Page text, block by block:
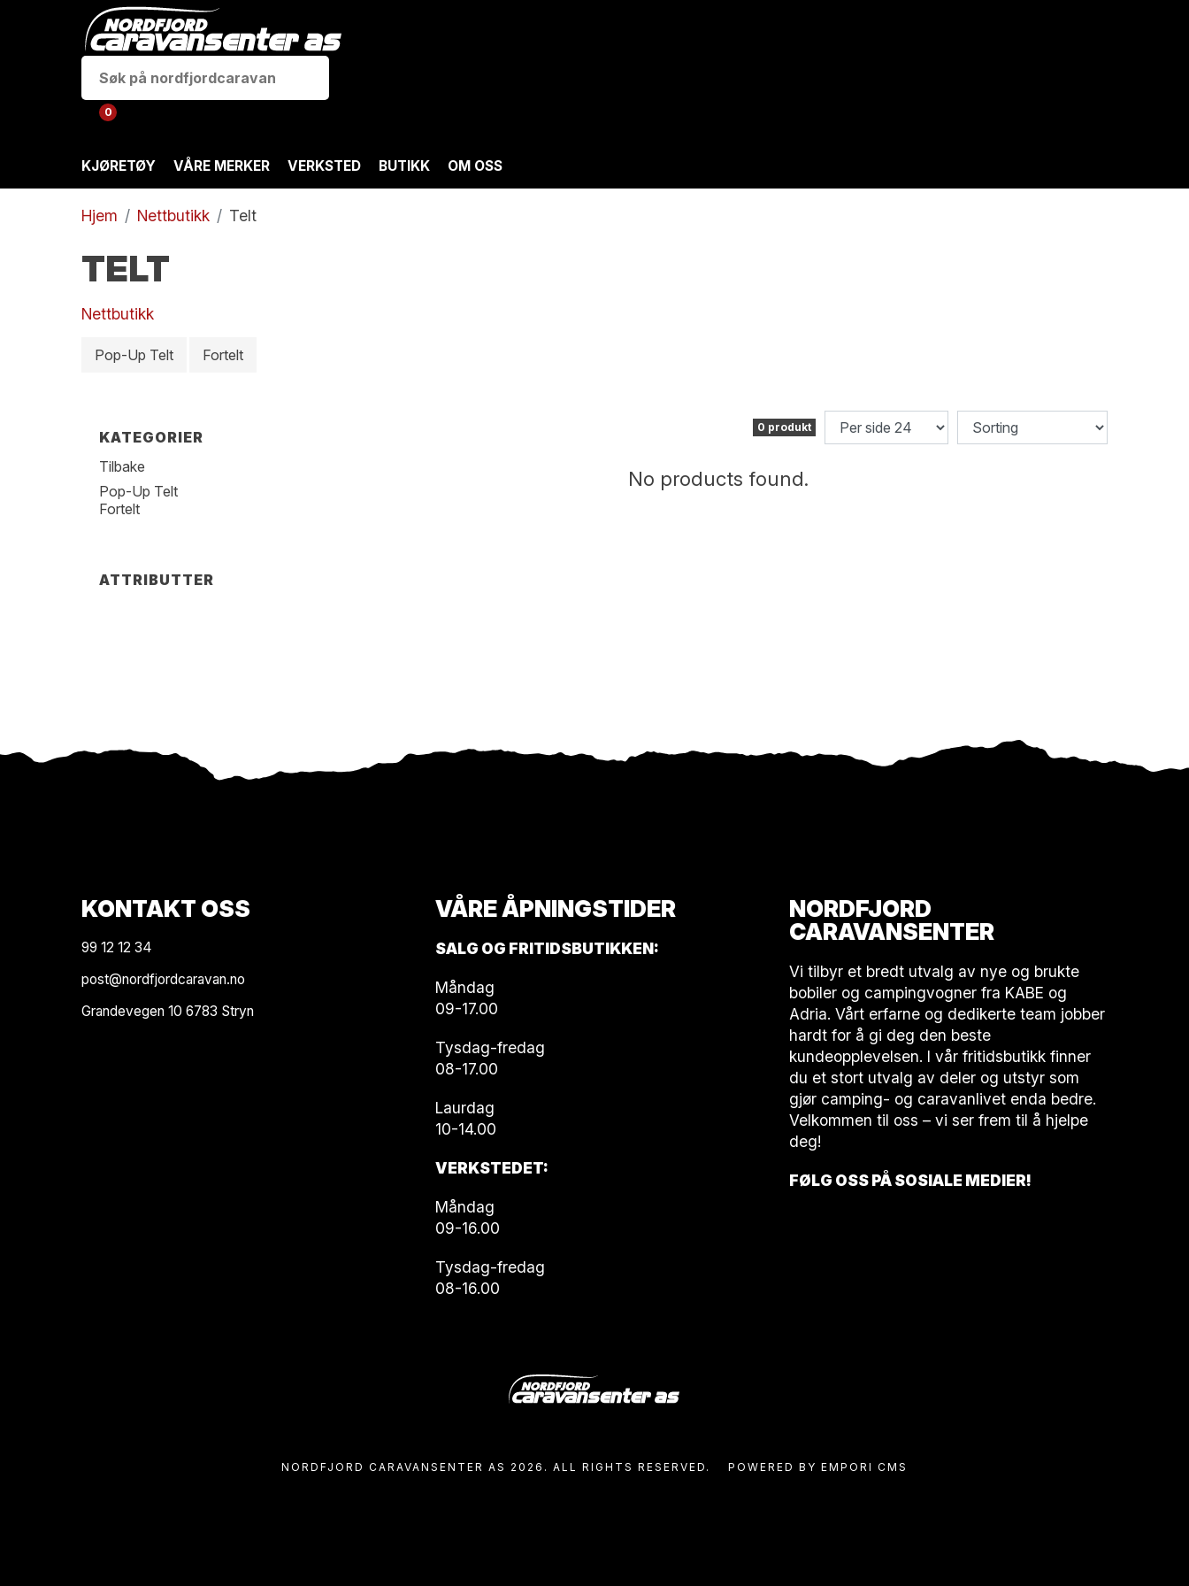
0
KJØRETØY VÅRE MERKER VERKSTED BUTIKK OM OSS
Hjem Nettbutikk Telt
TELT
Nettbutikk
Pop-Up Telt Fortelt
KATEGORIER
Tilbake
Pop-Up Telt
Fortelt
ATTRIBUTTER
0 produkt
No products found.
KONTAKT OSS
99 12 12 34
post@nordfjordcaravan.no
Grandevegen 10 6783 Stryn
VÅRE ÅPNINGSTIDER
SALG OG FRITIDSBUTIKKEN:
Måndag
09-17.00
Tysdag-fredag
08-17.00
Laurdag
10-14.00
VERKSTEDET:
Måndag
09-16.00
Tysdag-fredag
08-16.00
NORDFJORD
CARAVANSENTER
Vi tilbyr et bredt utvalg av nye og brukte
bobiler og campingvogner fra KABE og
Adria. Vårt erfarne og dedikerte team jobber
hardt for å gi deg den beste
kundeopplevelsen. I vår fritidsbutikk finner
du et stort utvalg av deler og utstyr som
gjør camping- og caravanlivet enda bedre.
Velkommen til oss – vi ser frem til å hjelpe
deg!
FØLG OSS PÅ SOSIALE MEDIER!
NORDFJORD CARAVANSENTER AS 2026. ALL RIGHTS RESERVED. POWERED BY EMPORI CMS